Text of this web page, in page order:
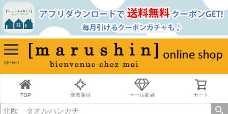
MENU
TOP 新着商品 セール商品 カート
並び順
新着順
古い順
価格が安い順
価格が高い順
キーワードヒット順